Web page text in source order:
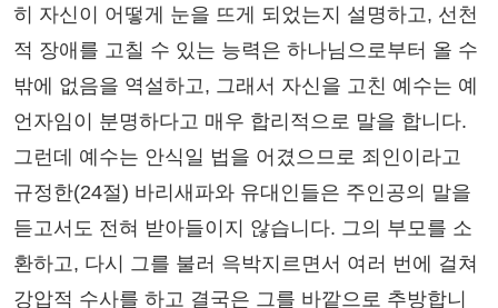
히 자신이 어떻게 눈을 뜨게 되었는지 설명하고, 선천
적 장애를 고칠 수 있는 능력은 하나님으로부터 올 수
밖에 없음을 역설하고, 그래서 자신을 고친 예수는 예
언자임이 분명하다고 매우 합리적으로 말을 합니다.
그런데 예수는 안식일 법을 어겼으므로 죄인이라고
규정한(24절) 바리새파와 유대인들은 주인공의 말을
듣고서도 전혀 받아들이지 않습니다. 그의 부모를 소
환하고, 다시 그를 불러 윽박지르면서 여러 번에 걸쳐
강압적 수사를 하고 결국은 그를 바깥으로 추방합니